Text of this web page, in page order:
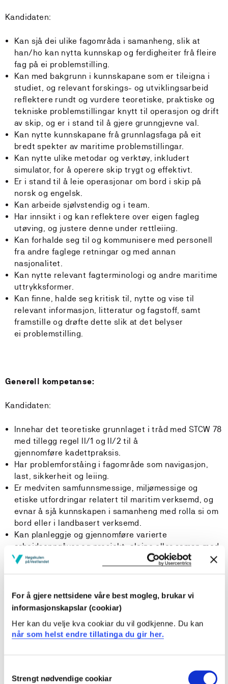
For å gjere nettsidene våre best mogleg, brukar vi
informasjonskapslar (cookiar)
Her kan du velje kva cookiar du vil godkjenne. Du kan
når som helst endre tillatinga du gir her.
Selection
Strengt nødvendige cookiar
Kandidaten:
Kan sjå dei ulike fagområda i samanheng, slik at
han/ho kan nytta kunnskap og ferdigheiter frå fleire
fag på ei problemstilling.
Kan med bakgrunn i kunnskapane som er tileigna i
studiet, og relevant forskings- og utviklingsarbeid
reflektere rundt og vurdere teoretiske, praktiske og
tekniske problemstillingar knytt til operasjon og drift
av skip, og er i stand til å gjere grunngjevne val.
Kan nytte kunnskapane frå grunnlagsfaga på eit
bredt spekter av maritime problemstillingar.
Kan nytte ulike metodar og verktøy, inkludert
simulator, for å operere skip trygt og effektivt.
Er i stand til å leie operasjonar om bord i skip på
norsk og engelsk.
Kan arbeide sjølvstendig og i team.
Har innsikt i og kan reflektere over eigen fagleg
utøving, og justere denne under rettleiing.
Kan forhalde seg til og kommunisere med personell
fra andre faglege retningar og med annan
nasjonalitet.
Kan nytte relevant fagterminologi og andre maritime
uttrykksformer.
Kan finne, halde seg kritisk til, nytte og vise til
relevant informasjon, litteratur og fagstoff, samt
framstille og drøfte dette slik at det belyser
ei problemstilling.
Generell kompetanse:
Kandidaten:
Innehar det teoretiske grunnlaget i tråd med STCW 78
med tillegg regel II/1 og II/2 til å
gjennomføre kadettpraksis.
Har problemforståing i fagområde som navigasjon,
last, sikkerheit og leiing.
Er medviten samfunnsmessige, miljømessige og
etiske utfordringar relatert til maritim verksemd, og
evnar å sjå kunnskapen i samanheng med rolla si om
bord eller i landbasert verksemd.
Kan planleggje og gjennomføre varierte
arbeidsoppgåver og prosjekt, aleine eller saman med
andre, i tråd med etiske krav og retningslinjer.
Kan formidle maritim fagkunnskap, teoriar og
munnleg, på norsk og engelsk.
Kan bidra i tverrfagleg arbeid og kan tilpasse eigen
arbeidssituasjonen og arbeidstilhøva.
Deltar aktivt i faglege diskusjonar og er i stand til å
Kjenner til nytenking og innovasjonsprosessar i det